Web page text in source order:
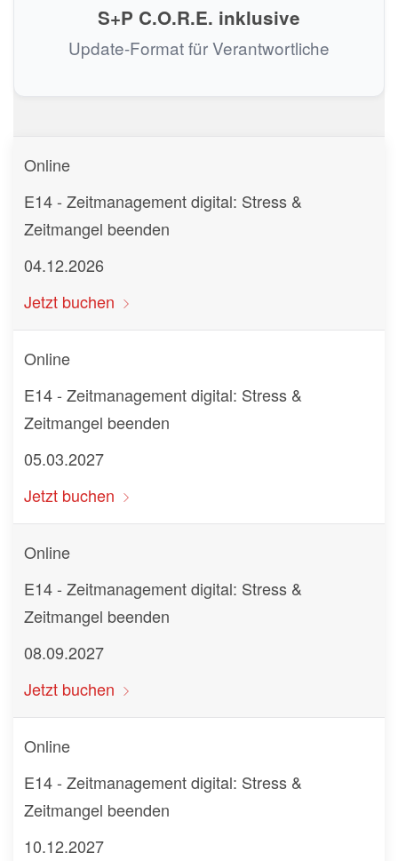
S+P C.O.R.E. inklusive
Update-Format für Verantwortliche
Online
E14 - Zeitmanagement digital: Stress &
Zeitmangel beenden
04.12.2026
Jetzt buchen
Online
E14 - Zeitmanagement digital: Stress &
Zeitmangel beenden
05.03.2027
Jetzt buchen
Online
E14 - Zeitmanagement digital: Stress &
Zeitmangel beenden
08.09.2027
Jetzt buchen
Online
E14 - Zeitmanagement digital: Stress &
Zeitmangel beenden
10.12.2027